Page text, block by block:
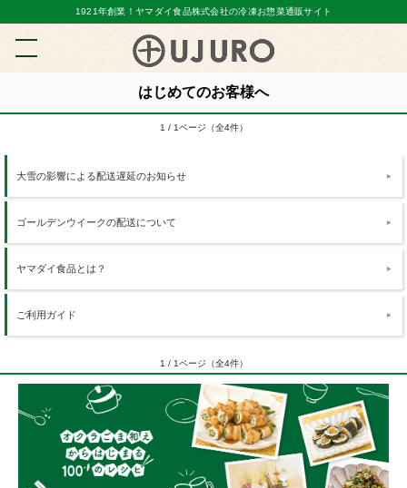
1921年創業！ヤマダイ食品株式会社の冷凍お惣菜通販サイト
はじめてのお客様へ
1 / 1ページ（全4件）
大雪の影響による配送遅延のお知らせ
ゴールデンウイークの配送について
ヤマダイ食品とは？
ご利用ガイド
1 / 1ページ（全4件）